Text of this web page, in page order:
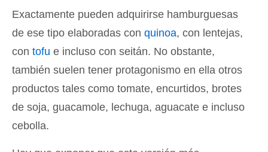
Exactamente pueden adquirirse hamburguesas
de ese tipo elaboradas con quinoa, con lentejas,
con tofu e incluso con seitán. No obstante,
también suelen tener protagonismo en ella otros
productos tales como tomate, encurtidos, brotes
de soja, guacamole, lechuga, aguacate e incluso
cebolla.